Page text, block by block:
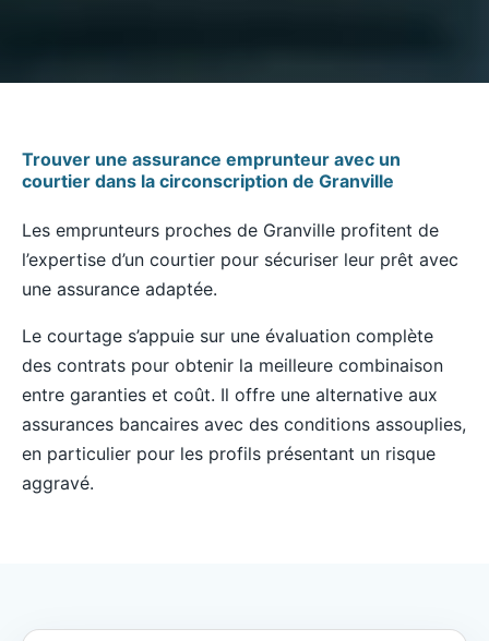
Trouver une assurance emprunteur avec un
courtier dans la circonscription de Granville
Les emprunteurs proches de Granville profitent de
l’expertise d’un courtier pour sécuriser leur prêt avec
une assurance adaptée.
Le courtage s’appuie sur une évaluation complète
des contrats pour obtenir la meilleure combinaison
entre garanties et coût. Il offre une alternative aux
assurances bancaires avec des conditions assouplies,
en particulier pour les profils présentant un risque
aggravé.